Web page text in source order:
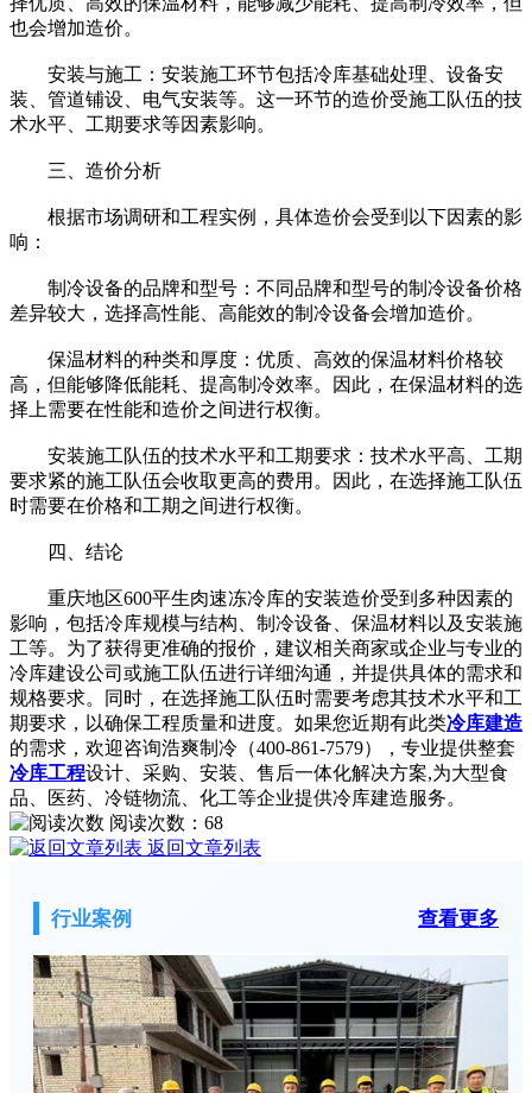
也会增加造价。
安装与施工：安装施工环节包括冷库基础处理、设备安
装、管道铺设、电气安装等。这一环节的造价受施工队伍的技
术水平、工期要求等因素影响。
三、造价分析
根据市场调研和工程实例，具体造价会受到以下因素的影
响：
制冷设备的品牌和型号：不同品牌和型号的制冷设备价格
差异较大，选择高性能、高能效的制冷设备会增加造价。
保温材料的种类和厚度：优质、高效的保温材料价格较
高，但能够降低能耗、提高制冷效率。因此，在保温材料的选
择上需要在性能和造价之间进行权衡。
安装施工队伍的技术水平和工期要求：技术水平高、工期
要求紧的施工队伍会收取更高的费用。因此，在选择施工队伍
时需要在价格和工期之间进行权衡。
四、结论
重庆地区600平生肉速冻冷库的安装造价受到多种因素的
影响，包括冷库规模与结构、制冷设备、保温材料以及安装施
工等。为了获得更准确的报价，建议相关商家或企业与专业的
冷库建设公司或施工队伍进行详细沟通，并提供具体的需求和
规格要求。同时，在选择施工队伍时需要考虑其技术水平和工
期要求，以确保工程质量和进度。如果您近期有此类冷库建造
的需求，欢迎咨询浩爽制冷（400-861-7579），专业提供整套
冷库工程设计、采购、安装、售后一体化解决方案,为大型食
品、医药、冷链物流、化工等企业提供冷库建造服务。
阅读次数： 68
返回文章列表
行业案例 查看更多